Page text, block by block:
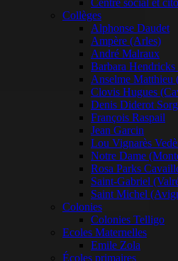
Centre social et
Collèges
Alphonse Daudet
Ampère (Arles)
André Malraux
Barbara Hendricks
Anselme Matthieu
Clovis Hugues
Denis Diderot
François Raspail
Jean Garcin
Lou Vignarès
Notre Dame
Rosa Parks
Saint-Gabriel
Saint Michel
Colonies
Colonies Telligo
Ecoles Maternelles
Emile Zola
Écoles primaires